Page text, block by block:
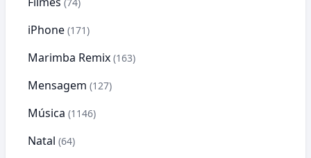
iPhone (171)
Marimba Remix (163)
Mensagem (127)
Música (1146)
Natal (64)